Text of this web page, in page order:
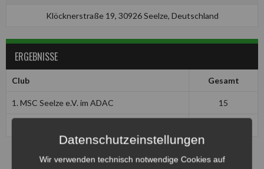
Klöcknerstraße 19, 30926 Seelze, Deutschland
ERGEBNISSE
Club Gesamt
1. MSC Seelze e.V. im ADAC 15
Datenschutzeinstellungen
Wir verwenden technisch notwendige Cookies auf